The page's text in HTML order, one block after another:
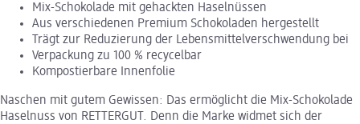
Mix-Schokolade mit gehackten Haselnüssen
Aus verschiedenen Premium Schokoladen hergestellt
Trägt zur Reduzierung der Lebensmittelverschwendung bei
Verpackung zu 100 % recycelbar
Kompostierbare Innenfolie
Naschen mit gutem Gewissen: Das ermöglicht die Mix-Schokolade
Haselnuss von RETTERGUT. Denn die Marke widmet sich der